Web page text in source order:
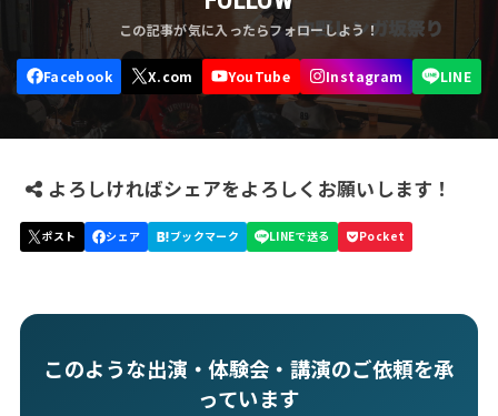
よろしければシェアをよろしくお願いします！
このような出演・体験会・講演のご依頼を承
っています